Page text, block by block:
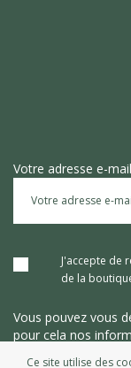
Votre adresse e-mail
J'accepte de
de la
Vous pouvez vous
pour cela nos
Ce site utilise des